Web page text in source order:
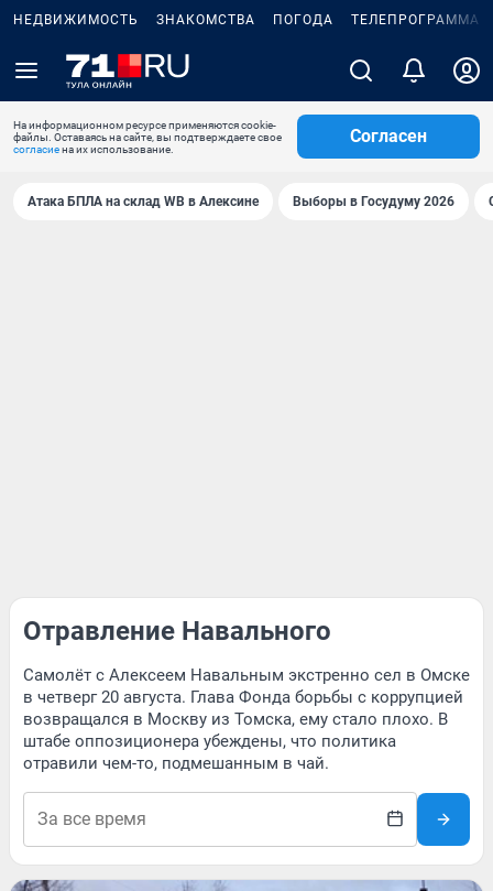
НЕДВИЖИМОСТЬ ЗНАКОМСТВА ПОГОДА ТЕЛЕПРОГРАММА
На информационном ресурсе применяются cookie-
файлы. Оставаясь на сайте, вы подтверждаете свое
согласиена их использование.
Согласен
Атака БПЛА на склад WB в Алексине Выборы в Госудуму 2026
Отравление Навального
Самолёт с Алексеем Навальным экстренно сел в Омске
в четверг 20 августа. Глава Фонда борьбы с коррупцией
возвращался в Москву из Томска, ему стало плохо. В
штабе оппозиционера убеждены, что политика
отравили чем-то, подмешанным в чай.